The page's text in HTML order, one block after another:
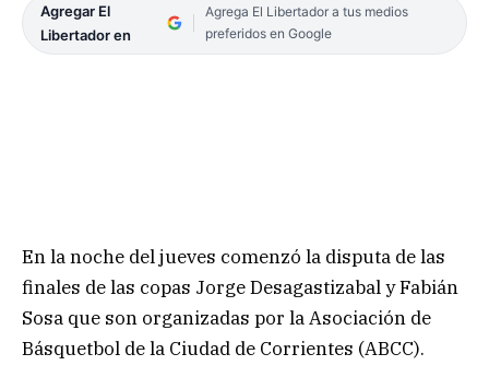
Agregar El
Libertador en
Agrega El Libertador a tus medios
preferidos en Google
En la noche del jueves comenzó la disputa de las
finales de las copas Jorge Desagastizabal y Fabián
Sosa que son organizadas por la Asociación de
Básquetbol de la Ciudad de Corrientes (ABCC).